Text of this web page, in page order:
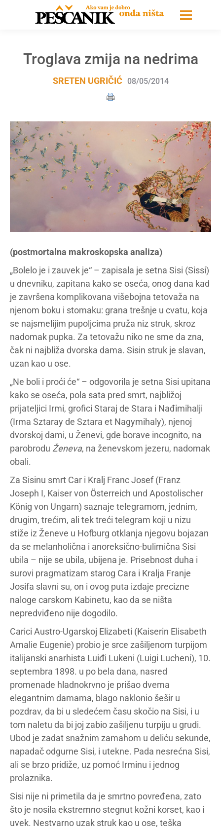
Troglava zmija na nedrima
SRETEN UGRIČIĆ 08/05/2014
(postmortalna makroskopska analiza)
„Bolelo je i zauvek je“ – zapisala je setna Sisi (Sissi)
u dnevniku, zapitana kako se oseća, onog dana kad
je završena komplikovana višebojna tetovaža na
njenom boku i stomaku: grana trešnje u cvatu, koja
se najsmelijim pupoljcima pruža niz struk, skroz
nadomak pupka. Za tetovažu niko ne sme da zna,
čak ni najbliža dvorska dama. Sisin struk je slavan,
uzan kao u ose.
„Ne boli i proći će“ – odgovorila je setna Sisi upitana
kako se oseća, pola sata pred smrt, najbližoj
prijateljici Irmi, grofici Staraj de Stara i Nađimihalji
(Irma Sztaray de Sztara et Nagymihaly), njenoj
dvorskoj dami, u Ženevi, gde borave incognito, na
parobrodu Ženeva, na ženevskom jezeru, nadomak
obali.
Za Sisinu smrt Car i Kralj Franc Josef (Franz
Joseph I, Kaiser von Österreich und Apostolischer
König von Ungarn) saznaje telegramom, jednim,
drugim, trećim, ali tek treći telegram koji u nizu
stiže iz Ženeve u Hofburg otklanja njegovu bojazan
da se melanholična i anoreksično-bulimična Sisi
ubila – nije se ubila, ubijena je. Prisebnost duha i
surovi pragmatizam starog Cara i Kralja Franje
Josifa slavni su, on i ovog puta izdaje precizne
naloge carskom Kabinetu, kao da se ništa
nepredviđeno nije dogodilo.
Carici Austro-Ugarskoj Elizabeti (Kaiserin Elisabeth
Amalie Eugenie) probio je srce zašiljenom turpijom
italijanski anarhista Luiđi Lukeni (Luigi Lucheni), 10.
septembra 1898. u po bela dana, nasred
promenade hladnokrvno je prišao dvema
elegantnim damama, blago naklonio šešir u
pozdrav, da bi u sledećem času skočio na Sisi, i u
tom naletu da bi joj zabio zašiljenu turpiju u grudi.
Ubod je zadat snažnim zamahom u deliću sekunde,
napadač odgurne Sisi, i utekne. Pada nesrećna Sisi,
ali se brzo pridiže, uz pomoć Irminu i jednog
prolaznika.
Sisi nije ni primetila da je smrtno povređena, zato
što je nosila ekstremno stegnut kožni korset, kao i
uvek. Nestvarno uzak struk kao u ose, teška